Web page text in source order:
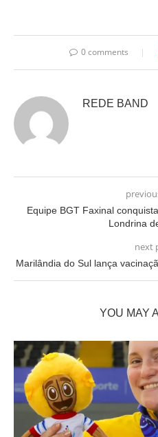
0 comments
REDE BAND
Equipe BGT Faxinal
Londrina
next
Marilândia do Sul lança
YOU MAY